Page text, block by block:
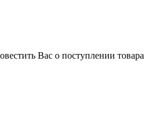
Вас о поступлении товара